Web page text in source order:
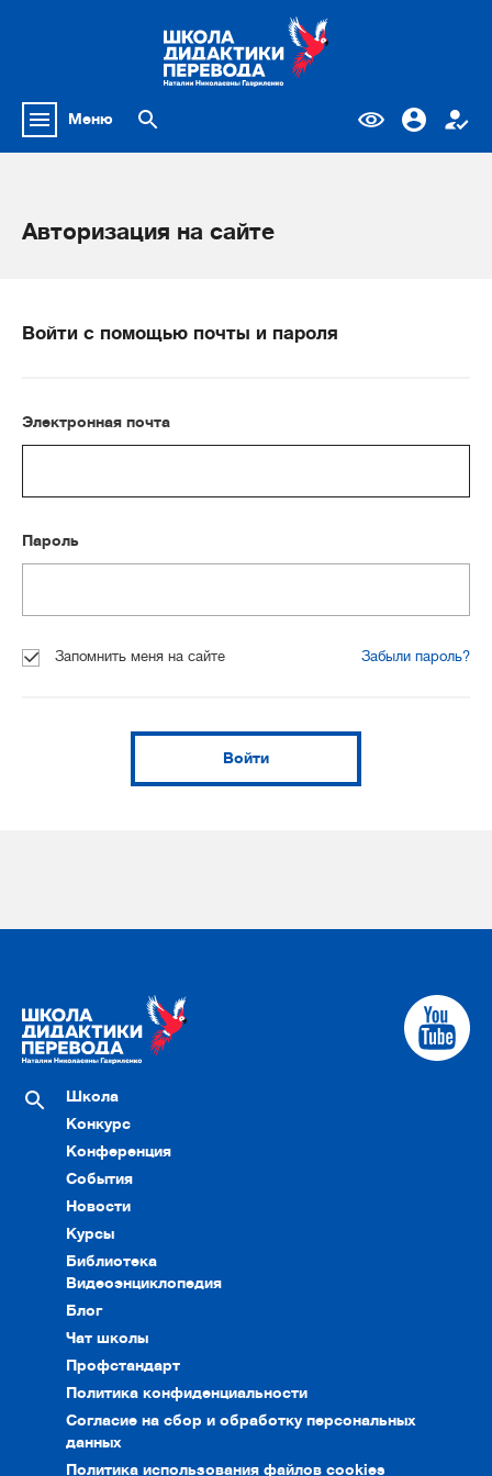
Меню
Авторизация на сайте
Войти с помощью почты и пароля
Электронная почта
Пароль
Запомнить меня на сайте Забыли пароль?
Войти
Школа
Конкурс
Конференция
События
Новости
Курсы
Библиотека
Видеоэнциклопедия
Блог
Чат школы
Профстандарт
Политика конфиденциальности
Согласие на сбор и обработку персональных
данных
Политика использования файлов cookies